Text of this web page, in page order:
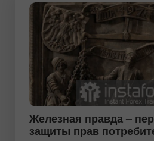
Железная правда –
защиты прав